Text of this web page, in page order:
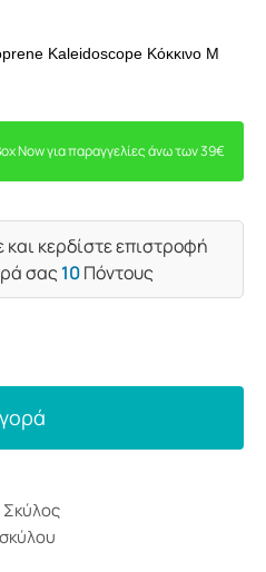
Kaleidoscope Κόκκινο M
Now για παραγγελίες άνω των 39€
κερδίστε επιστροφή
σας10Πόντους
Σκύλος